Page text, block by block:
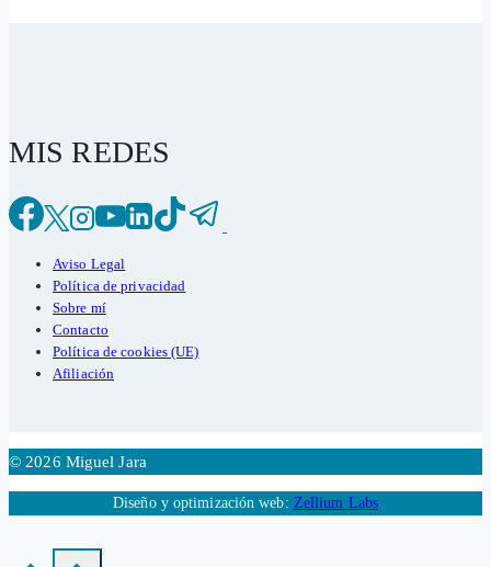
MIS REDES
Aviso Legal
Política de privacidad
Sobre mí
Contacto
Política de cookies (UE)
Afiliación
© 2026 Miguel Jara
Diseño y optimización web: Zellium Labs